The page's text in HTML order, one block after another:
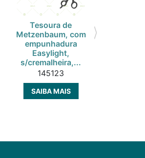
Tesoura de
Metzenbaum, com
empunhadura
Easylight,
s/cremalheira,...
145123
SAIBA MAIS